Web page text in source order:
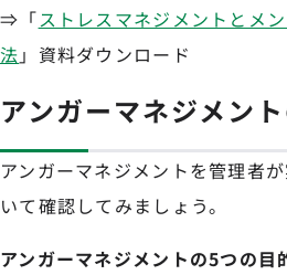
⇒「ストレスマネジメントとメ
法 」資料ダウンロード
アンガーマネジメン
アンガーマネジメントを管理者
いて確認してみましょう。
アンガーマネジメントの5つの目